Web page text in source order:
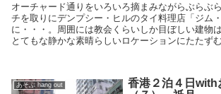
オーチャード通りをいろいろ摘まみながらぶらぶ
チを取りにデンプシー・ヒルのタイ料理店「ジム
に・・・。周囲には教会くらいしか目ぼしい建物
とてもな静かな素晴らしいロケーションにたたず
あそぶ hang out
香港２泊４日